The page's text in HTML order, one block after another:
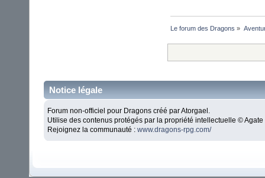
Le forum des Dragons »
Notice légale
Forum non-officiel pour Dragons créé par Atorgael.
Utilise des contenus protégés par la propriété intellectuelle ©
Rejoignez la communauté :www.dragons-rpg.com/